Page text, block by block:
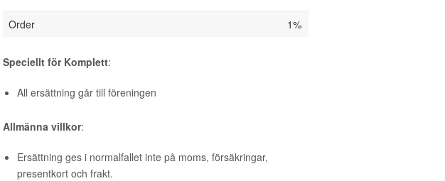
Order 1%
Speciellt för Komplett:
All ersättning går till föreningen
Allmänna villkor:
Ersättning ges i normalfallet inte på moms, försäkringar,
presentkort och frakt.